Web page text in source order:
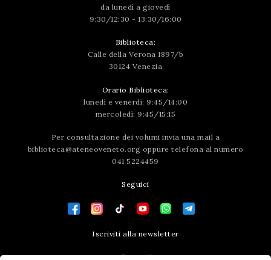
da lunedì a giovedì
9:30/12:30 - 13:30/16:00
Biblioteca:
Calle della Verona 1897/b
30124 Venezia
Orario Biblioteca:
lunedì e venerdì: 9:45/14:00
mercoledì: 9:45/15:15
Per consultazione dei volumi invia una mail a
biblioteca@ateneoveneto.org oppure telefona al numero
041 5224459
Seguici
Iscriviti alla newsletter
Contatti